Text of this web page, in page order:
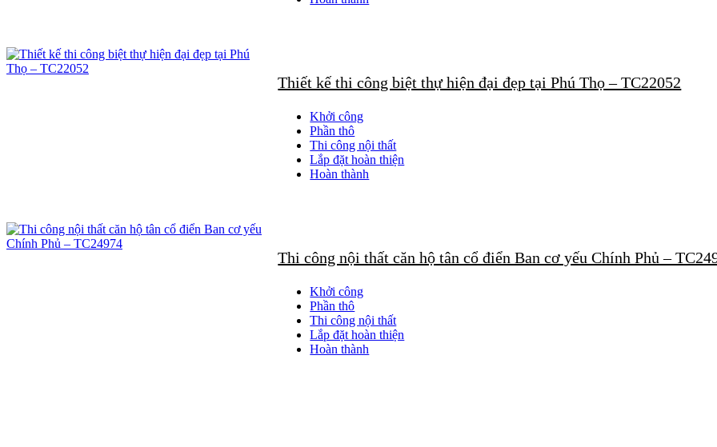
Thiết kế thi công biệt thự hiện đại đẹp tại Phú Thọ – TC22052
Khởi công
Phần thô
Thi công nội thất
Lắp đặt hoàn thiện
Hoàn thành
Thi công nội thất căn hộ tân cổ điển Ban cơ yếu Chính Phủ –
Khởi công
Phần thô
Thi công nội thất
Lắp đặt hoàn thiện
Hoàn thành